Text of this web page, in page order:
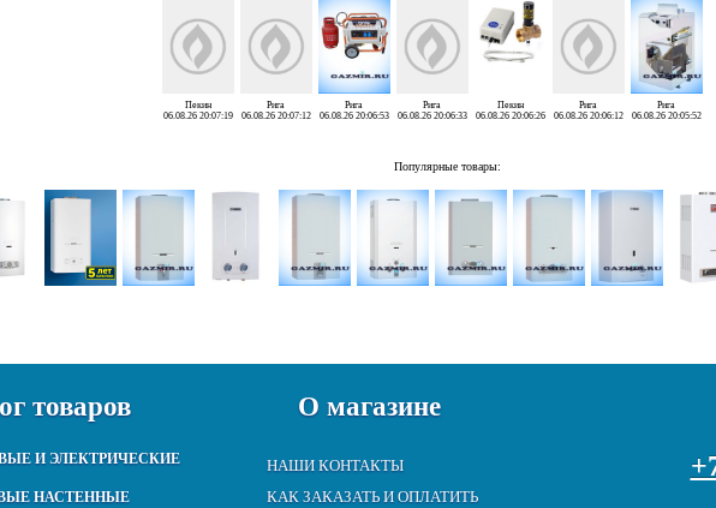
Пекин
06.08.26 20:07:19
Рига
06.08.26 20:07:12
Рига
06.08.26 20:06:53
Рига
06.08.26 20:06:33
Пекин
06.08.26 20:06:26
Рига
06.08.26 20:06:12
Рига
06.08.26 20:05:52
Популярные товары:
товаров
И ЭЛЕКТРИЧЕСКИЕ
НАСТЕННЫЕ
О магазине
НАШИ КОНТАКТЫ
КАК ЗАКАЗАТЬ И ОПЛАТИТЬ